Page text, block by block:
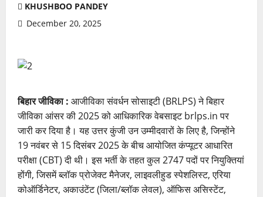
KHUSHBOO PANDEY
December 20, 2025
बिहार जीविका : आजीविका संवर्धन सोसाइटी (BRLPS) ने बिहार
जीविका आंसर की 2025 को आधिकारिक वेबसाइट brlps.in पर
जारी कर दिया है। यह उत्तर कुंजी उन उम्मीदवारों के लिए है, जिन्होंने
19 नवंबर से 15 दिसंबर 2025 के बीच आयोजित कंप्यूटर आधारित
परीक्षा (CBT) दी थी। इस भर्ती के तहत कुल 2747 पदों पर नियुक्तियां
होंगी, जिसमें ब्लॉक प्रोजेक्ट मैनेजर, लाइवलीहुड स्पेशलिस्ट, एरिया
कोऑर्डिनेटर, अकाउंटेंट (जिला/ब्लॉक लेवल), ऑफिस असिस्टेंट,